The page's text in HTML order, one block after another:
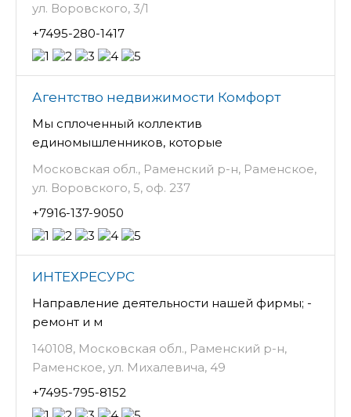
ул. Воровского, 3/1
+7495-280-1417
Агентство недвижимости Комфорт
Мы сплоченный коллектив
единомышленников, которые
Московская обл., Раменский р-н, Раменское,
ул. Воровского, 5, оф. 237
+7916-137-9050
ИНТЕХРЕСУРС
Направление деятельности нашей фирмы; -
ремонт и м
140108, Московская обл., Раменский р-н,
Раменское, ул. Михалевича, 49
+7495-795-8152